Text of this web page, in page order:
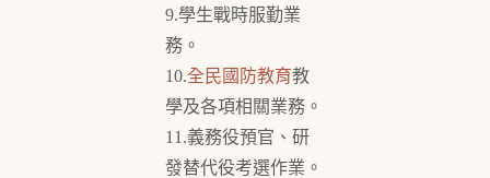
9.學生戰時服勤業
務。
10.全民國防教育教
學及各項相關業務。
11.義務役預官、研
發替代役考選作業。